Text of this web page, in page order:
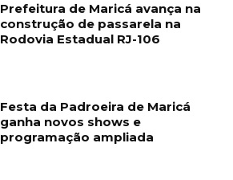
Prefeitura de Maricá avança na
construção de passarela na
Rodovia Estadual RJ-106
Festa da Padroeira de Maricá
ganha novos shows e
programação ampliada